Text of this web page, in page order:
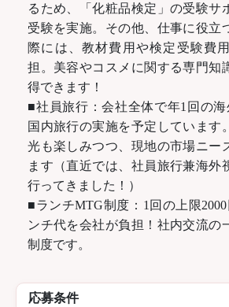
るため、「化粧品検定」の受験サ
受験を実施。その他、仕事に役立
際には、教材費用や検定受験費
担。美容やコスメに関する専門知
得できます！
■社員旅行：会社全体で年1回の
国内旅行の実施を予定しています
光も楽しみつつ、現地の市場ニー
ます（直近では、社員旅行兼海外
行ってきました！）
■ランチMTG制度：1回の上限
ンチ代を会社が負担！社内交流の
制度です。
応募条件